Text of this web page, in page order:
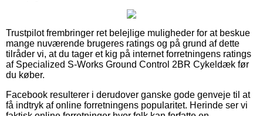
Trustpilot frembringer ret belejlige muligheder for at beskue
mange nuværende brugeres ratings og på grund af dette
tilråder vi, at du tager et kig på internet forretningens ratings
af Specialized S-Works Ground Control 2BR Cykeldæk før
du køber.
Facebook resulterer i derudover ganske gode genveje til at
få indtryk af online forretningens popularitet. Herinde ser vi